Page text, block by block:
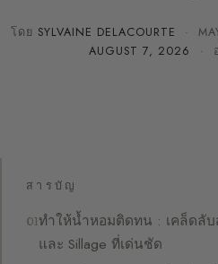
โดย SYLVAINE DELACOURTE ·
AUGUST 7, 2026
·
สารบัญ
ทำให้น้ำหอมติดทน : เคล็ดลั
และ Sillage ที่เด่นชัด